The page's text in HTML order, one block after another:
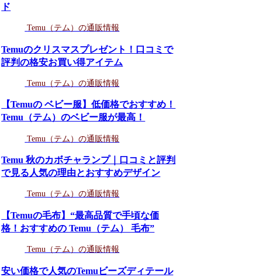
ド
Temu（テム）の通販情報
Temuのクリスマスプレゼント！口コミで
評判の格安お買い得アイテム
Temu（テム）の通販情報
【Temuの ベビー服】低価格でおすすめ！
Temu（テム）のベビー服が最高！
Temu（テム）の通販情報
Temu 秋のカボチャランプ｜口コミと評判
で見る人気の理由とおすすめデザイン
Temu（テム）の通販情報
【Temuの毛布】“最高品質で手頃な価
格！おすすめの Temu（テム） 毛布”
Temu（テム）の通販情報
安い価格で人気のTemuビーズディテール